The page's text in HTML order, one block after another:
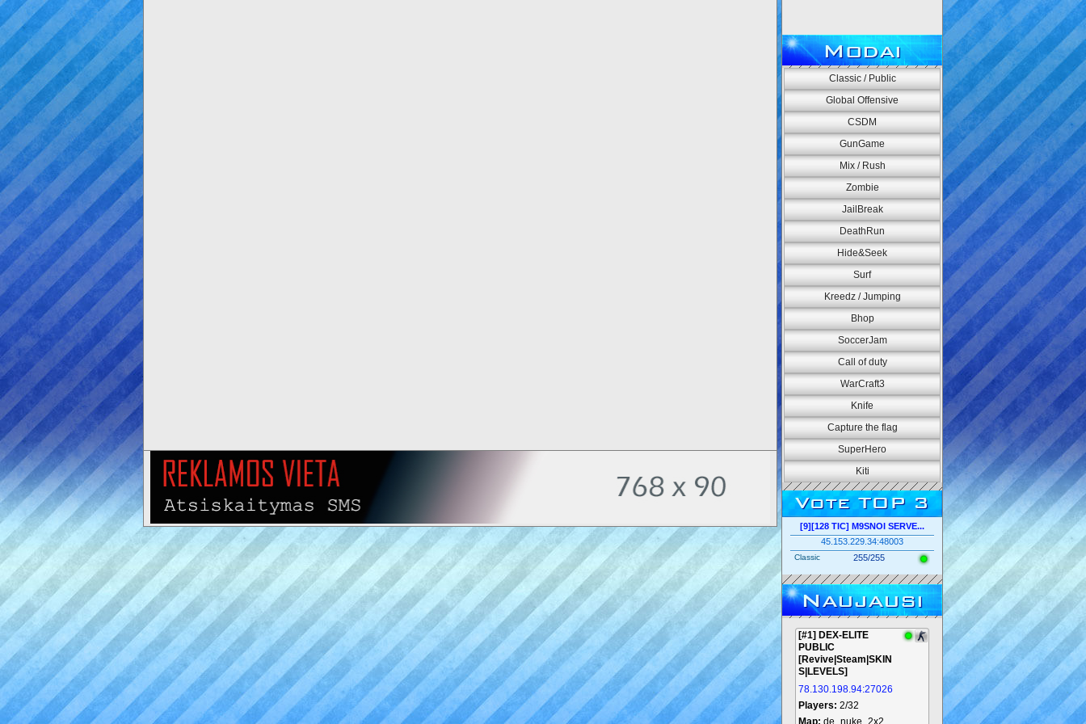
Modai
Classic / Public
Global Offensive
CSDM
GunGame
Mix / Rush
Zombie
JailBreak
DeathRun
Hide&Seek
Surf
Kreedz / Jumping
Bhop
SoccerJam
Call of duty
WarCraft3
Knife
Capture the flag
SuperHero
Kiti
Vote TOP 3
[9][128 TIC] M9SNOI SERVE...
45.153.229.34:48003
Classic 255/255
Naujausi